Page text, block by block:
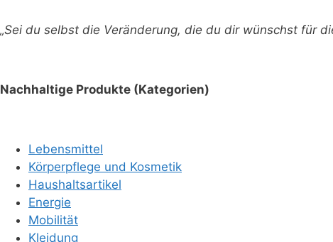
„Sei du selbst die Veränderung, die du dir wünschst für
Nachhaltige Produkte (Kategorien)
Lebensmittel
Körperpflege und Kosmetik
Haushaltsartikel
Energie
Mobilität
Kleidung